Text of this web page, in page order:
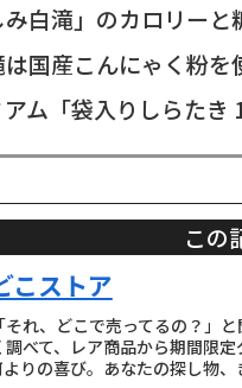
み白滝」のカロリー
は国産こんにゃく粉
アム「袋入りしらた
この
こストア
「それ、どこで売ってるの？」
調べて、レア商品から期間限
りの喜び。あなたの探し物、